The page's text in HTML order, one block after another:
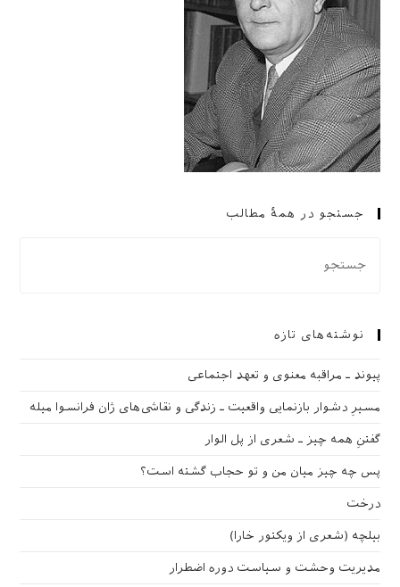
جستجو در همهٔ مطالب
نوشته‌های تازه
پیوند ـ مراقبه‌ معنوی و تعهد اجتماعی
مسیرِ دشوار بازنمایی واقعیت ـ زندگی و نقاشی‌های ژان فرانسوا میله
گفتنِ همه چیز ـ شعری از پل الوار
پس چه چیز میان من و تو حجاب گشته است؟
درخت
بیلچه (شعری از ویکتور خارا)
مدیریت وحشت و سیاست دوره اضطرار